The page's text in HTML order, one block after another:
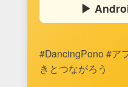
▶︎
#DancingPono #ア
きとつながろう